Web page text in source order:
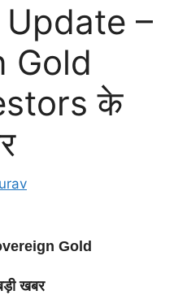
Update –
Gold
के
Gold
खबर